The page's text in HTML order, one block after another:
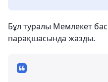
Бұл туралы Мемлекет
парақшасында жазды.